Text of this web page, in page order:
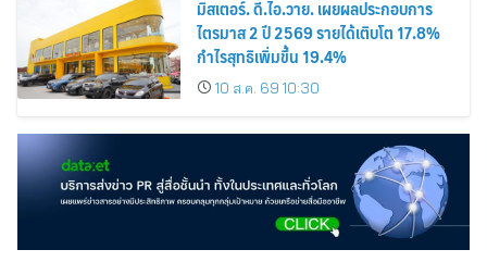
มิสเตอร์. ดี.ไอ.วาย. เผยผลประกอบการ
ไตรมาส 2 ปี 2569 รายได้เติบโต 17.8%
กำไรสุทธิเพิ่มขึ้น 19.4%
10 ส.ค. 69 10:30